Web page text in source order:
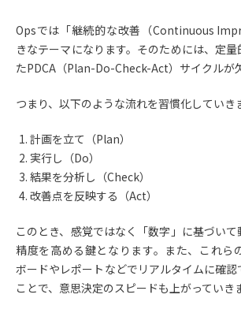
Opsでは「継続的な改善（Continuous
きなテーマになります。そのためには、定
たPDCA（Plan-Do-Check-Act）サイクルが
つまり、以下のような流れを習慣化していき
計画を立て（Plan）
実行し（Do）
結果を分析し（Check）
改善点を反映する（Act）
このとき、感覚ではなく「数字」に基づい
精度を高める鍵となります。また、これら
ボードやレポートなどでリアルタイムに確
ことで、意思決定のスピードも上がっていき